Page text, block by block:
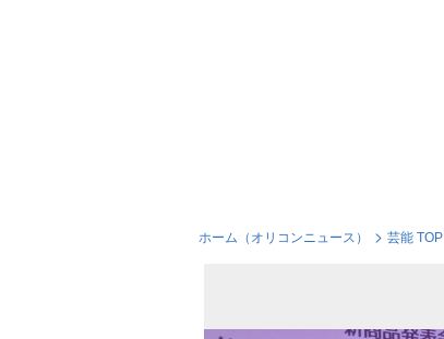
ホーム（オリコンニュース） 芸能 TOP